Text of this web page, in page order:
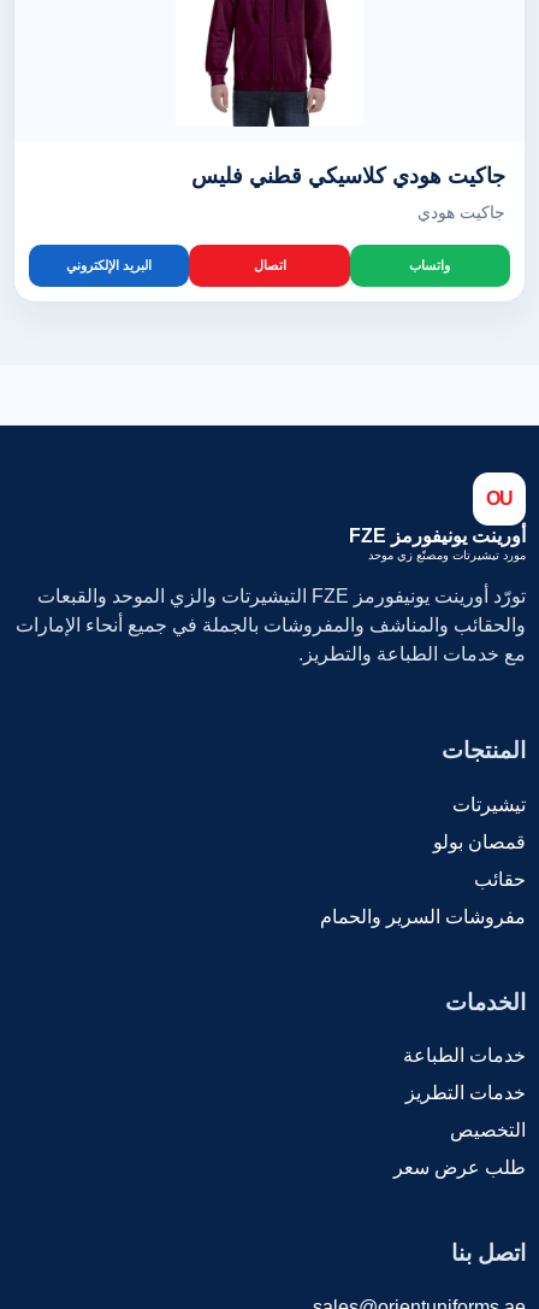
جاكيت هودي كلاسيكي قطني فليس
جاكيت هودي
واتساب اتصال البريد الإلكتروني
OU
أورينت يونيفورمز FZE
مورد تيشيرتات ومصنّع زي موحد
تورّد أورينت يونيفورمز FZE التيشيرتات والزي الموحد والقبعات
والحقائب والمناشف والمفروشات بالجملة في جميع أنحاء الإمارات
مع خدمات الطباعة والتطريز.
المنتجات
تيشيرتات
قمصان بولو
حقائب
مفروشات السرير والحمام
الخدمات
خدمات الطباعة
خدمات التطريز
التخصيص
طلب عرض سعر
اتصل بنا